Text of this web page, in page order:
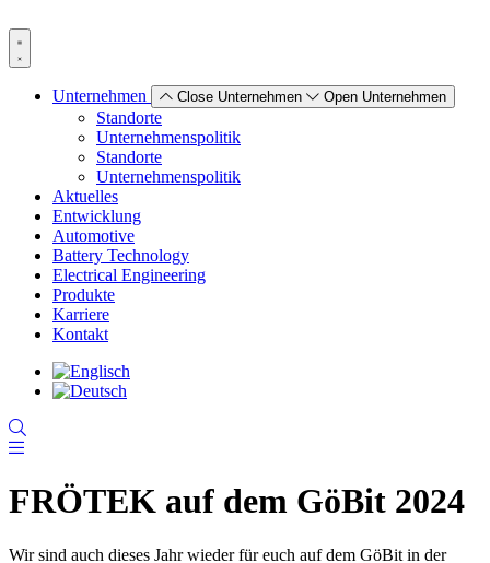
Inhalt
wechseln
Unternehmen Close Unternehmen Open Unternehmen
Standorte
Unternehmenspolitik
Standorte
Unternehmenspolitik
Aktuelles
Entwicklung
Automotive
Battery Technology
Electrical Engineering
Produkte
Karriere
Kontakt
FRÖTEK auf dem GöBit 2024
Wir sind auch dieses Jahr wieder für euch auf dem GöBit in der